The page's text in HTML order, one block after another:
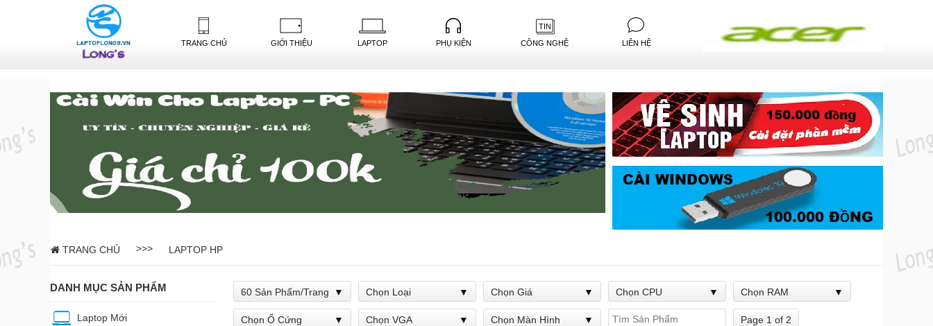
TRANG CHỦ GIỚI THIỆU LAPTOP PHỤ KIỆN
TIN
CÔNG NGHỆ
LIÊN HỆ
TRANG CHỦ >>> LAPTOP HP
DANH MỤC SẢN PHẨM
Laptop Mới
60 Sản Phẩm/Trang Chọn Loại Chọn Giá Chọn CPU Chọn RAM
Chọn Ổ Cứng Chọn VGA Chọn Màn Hình Page 1 of 2